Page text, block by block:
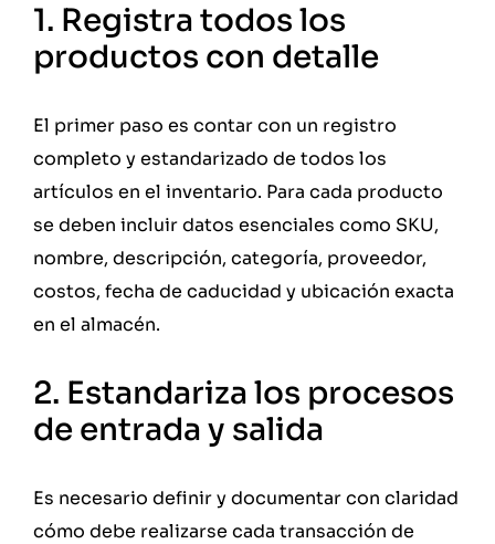
1. Registra todos los
productos con detalle
El primer paso es contar con un registro
completo y estandarizado de todos los
artículos en el inventario. Para cada producto
se deben incluir datos esenciales como SKU,
nombre, descripción, categoría, proveedor,
costos, fecha de caducidad y ubicación exacta
en el almacén.
2. Estandariza los procesos
de entrada y salida
Es necesario definir y documentar con claridad
cómo debe realizarse cada transacción de